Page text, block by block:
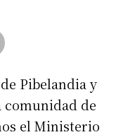
Pibelandia y
comunidad de
el Ministerio